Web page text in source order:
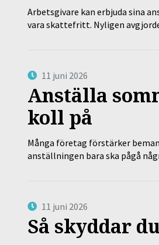
Arbetsgivare kan erbjuda sina
vara skattefritt. Nyligen
11 juni 2026
Anställa
koll på
Många företag förstärker
anställningen bara ska pågå
11 juni 2026
Så skyddar